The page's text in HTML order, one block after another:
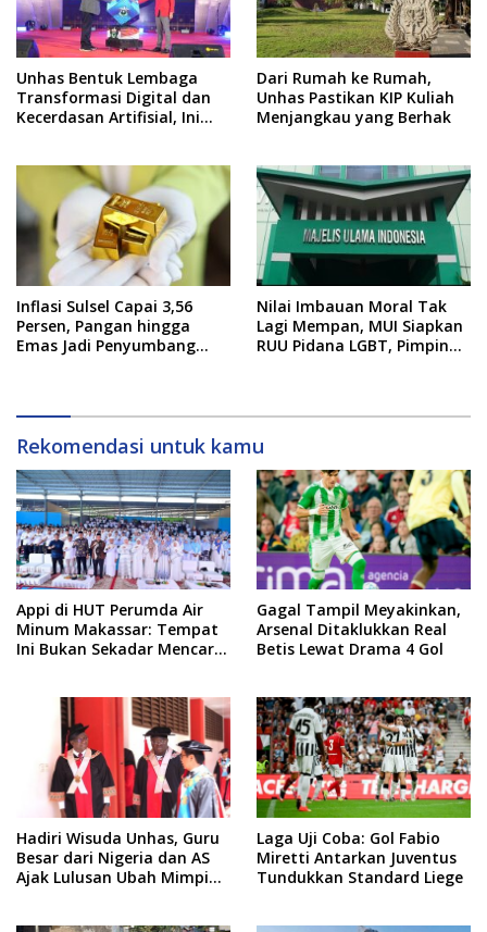
Unhas Bentuk Lembaga
Transformasi Digital dan
Kecerdasan Artifisial, Ini
Dari Rumah ke Rumah,
Unhas Pastikan KIP Kuliah
Menjangkau yang Berhak
Inflasi Sulsel Capai 3,56
Persen, Pangan hingga
Emas Jadi Penyumbang
Nilai Imbauan Moral Tak
Lagi Mempan, MUI Siapkan
RUU Pidana LGBT, Pimpinan
Rekomendasi untuk kamu
Appi di HUT Perumda Air
Minum Makassar: Tempat
Ini Bukan Sekadar Mencari
Gagal Tampil Meyakinkan,
Arsenal Ditaklukkan Real
Betis Lewat Drama 4 Gol
Hadiri Wisuda Unhas, Guru
Besar dari Nigeria dan AS
Ajak Lulusan Ubah Mimpi
Laga Uji Coba: Gol Fabio
Miretti Antarkan Juventus
Tundukkan Standard Liege